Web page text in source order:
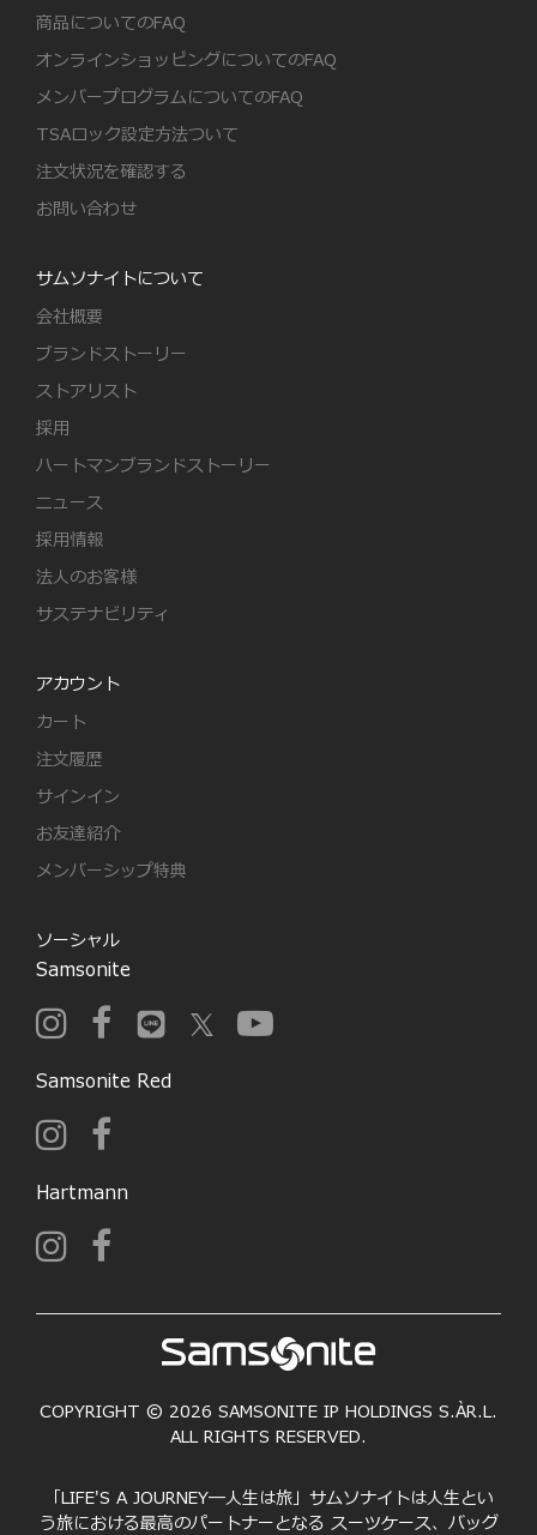
商品についてのFAQ
オンラインショッピングについてのFAQ
メンバープログラムについてのFAQ
TSAロック設定方法ついて
注文状況を確認する
お問い合わせ
サムソナイトについて
会社概要
ブランドストーリー
ストアリスト
採用
ハートマンブランドストーリー
ニュース
採用情報
法人のお客様
サステナビリティ
アカウント
カート
注文履歴
サインイン
お友達紹介
メンバーシップ特典
ソーシャル
Samsonite
Samsonite Red
Hartmann
COPYRIGHT © 2026 SAMSONITE IP HOLDINGS S.ÀR.L.
ALL RIGHTS RESERVED.
「LIFE'S A JOURNEY―人生は旅」サムソナイトは人生とい
う旅における最高のパートナーとなる スーツケース、バッグ